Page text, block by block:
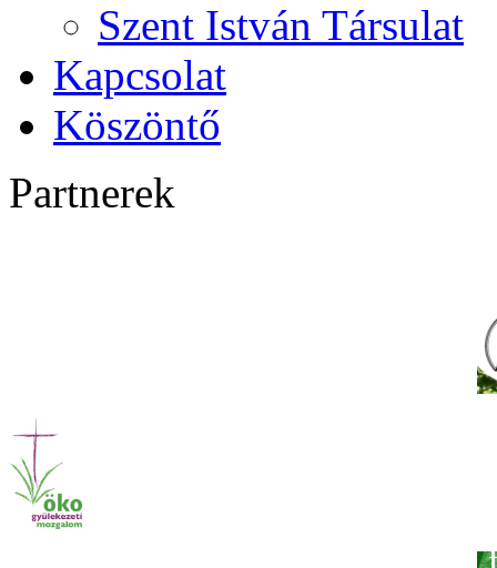
Szent István Társulat
Kapcsolat
Köszöntő
Partnerek